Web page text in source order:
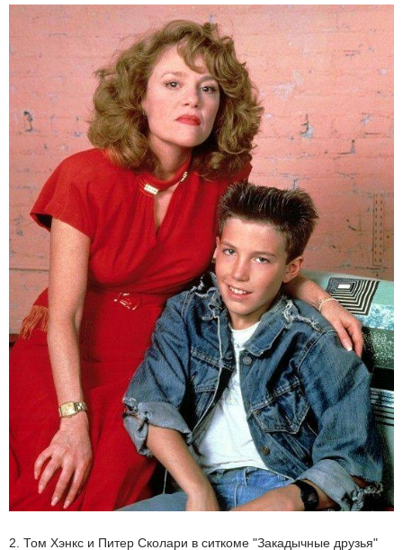
2. Том Хэнкс и Питер Сколари в ситкоме "Закадычные друзья"